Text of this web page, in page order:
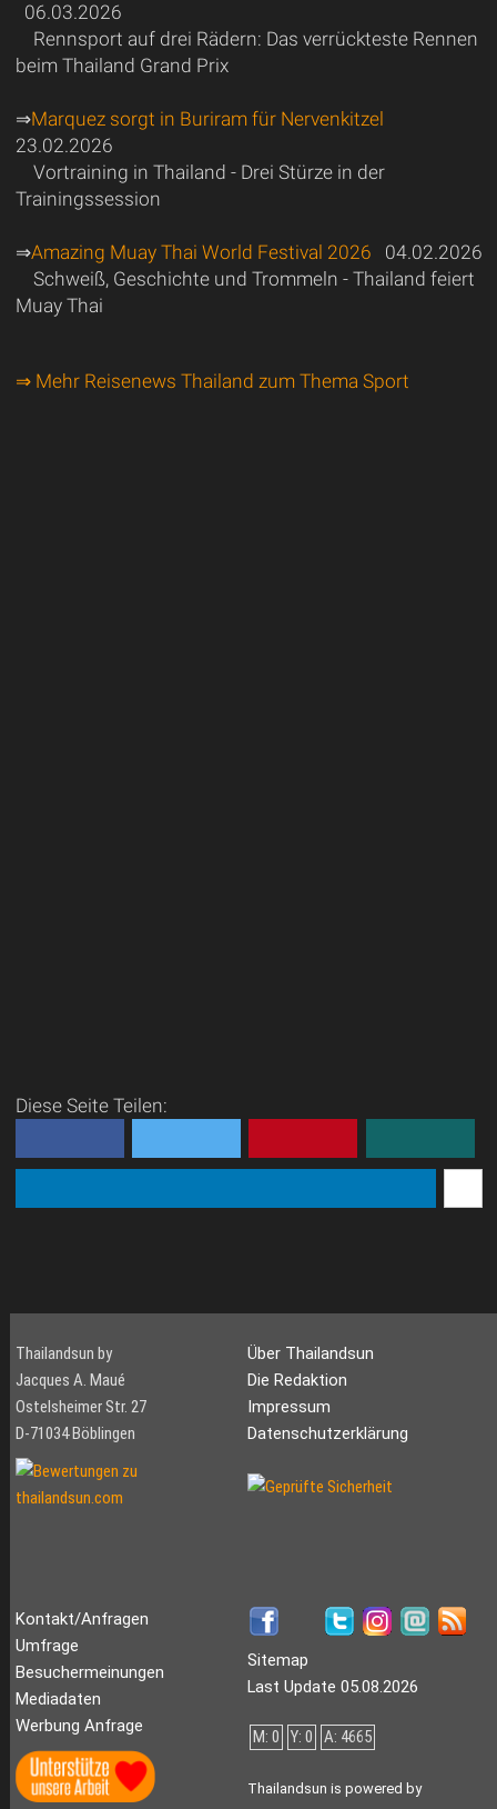
06.03.2026
Rennsport auf drei Rädern: Das verrückteste Rennen
beim Thailand Grand Prix
⇒Marquez sorgt in Buriram für Nervenkitzel
23.02.2026
Vortraining in Thailand - Drei Stürze in der
Trainingssession
⇒Amazing Muay Thai World Festival 2026 04.02.2026
Schweiß, Geschichte und Trommeln - Thailand feiert
Muay Thai
⇒ Mehr Reisenews Thailand zum Thema Sport
Diese Seite Teilen:
Thailandsun by
Jacques A. Maué
Ostelsheimer Str. 27
D-71034 Böblingen
Über Thailandsun
Die Redaktion
Impressum
Datenschutzerklärung
Kontakt/Anfragen
Umfrage
Besuchermeinungen
Mediadaten
Werbung Anfrage
Sitemap
Last Update 05.08.2026
M: 0 Y: 0 A: 4665
Thailandsun is powered by